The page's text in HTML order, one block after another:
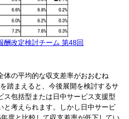
酬改定検討チーム 第48回
体の平均的な収支差率がおおむね
踏まえると、今後展開を検討するサ
ス包括型または日中サービス支援型
と考えられます。しかし日中サービ